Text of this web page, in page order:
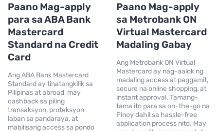
Paano Mag-apply
para sa ABA Bank
Mastercard
Standard na Credit
Card
Ang ABA Bank Mastercard
Standard ay tinatangkilik sa
Pilipinas at abroad, may
cashback sa piling
transaksyon, proteksyon
laban sa pandaraya, at
mabilisang access sa pondo
Paano Mag-apply
sa Metrobank ON
Virtual Mastercard
Madaling Gabay
Ang Metrobank ON Virtual
Mastercard ay nag-aalok ng
madaling access at paggamit,
secure na online shopping, at
instant approval. Tamang-
tama ito para sa on-the-go na
Pinoy dahil sa hassle-free
application process nito. May